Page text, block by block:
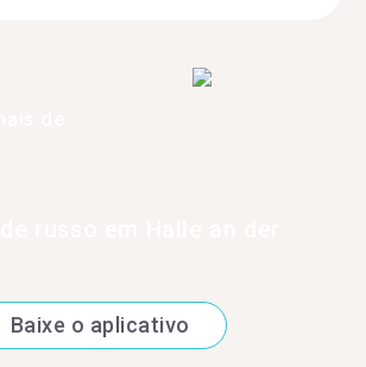
Baixe o aplicativo